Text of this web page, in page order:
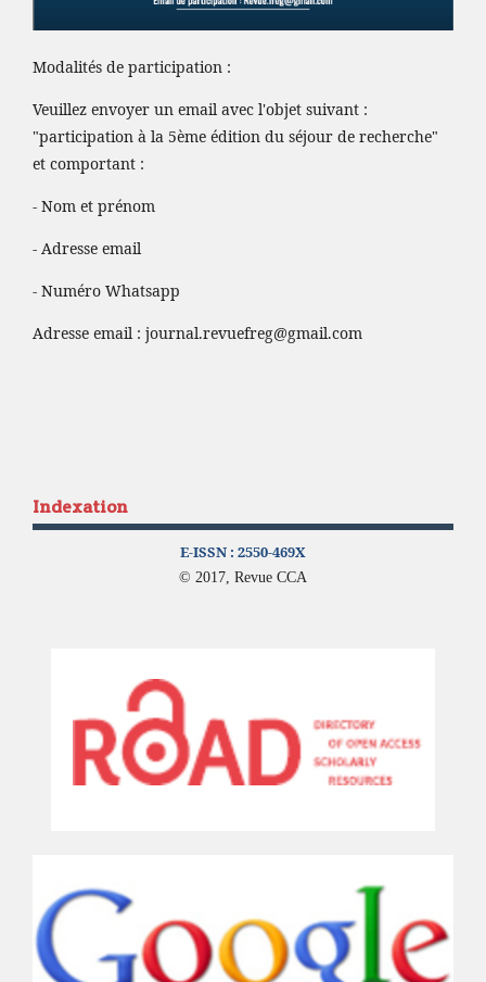
Modalités de participation :
Veuillez envoyer un email avec l'objet suivant :
"participation à la 5ème édition du séjour de recherche"
et comportant :
- Nom et prénom
- Adresse email
- Numéro Whatsapp
Adresse email : journal.revuefreg@gmail.com
Indexation
E-ISSN : 2550-469X
© 2017, Revue CCA